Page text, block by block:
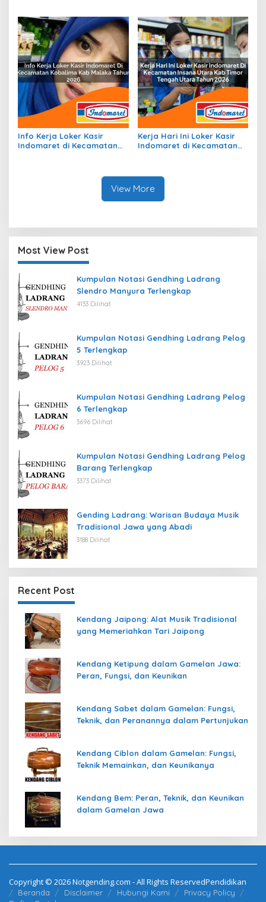
Info Kerja Loker Kasir
Indomaret di Kecamatan
Kerja Hari Ini Loker Kasir
Indomaret di Kecamatan
View More
Most View Post
Kumpulan Notasi Gendhing Ladrang
Slendro Manyura Terlengkap
4133 Dilihat
Kumpulan Notasi Gendhing Ladrang Pelog
5 Terlengkap
3923 Dilihat
Kumpulan Notasi Gendhing Ladrang Pelog
6 Terlengkap
3696 Dilihat
Kumpulan Notasi Gendhing Ladrang Pelog
Barang Terlengkap
3373 Dilihat
Gending Ladrang: Warisan Budaya Musik
Tradisional Jawa yang Abadi
3188 Dilihat
Recent Post
Kendang Jaipong: Alat Musik Tradisional
yang Memeriahkan Tari Jaipong
Kendang Ketipung dalam Gamelan Jawa:
Peran, Fungsi, dan Keunikan
Kendang Sabet dalam Gamelan: Fungsi,
Teknik, dan Peranannya dalam Pertunjukan
Kendang Ciblon dalam Gamelan: Fungsi,
Teknik Memainkan, dan Keunikanya
Kendang Bem: Peran, Teknik, dan Keunikan
dalam Gamelan Jawa
Copyright © 2026 Notgending.com - All Rights ReservedPendidikan
Beranda Disclaimer Hubungi Kami
Privacy Policy